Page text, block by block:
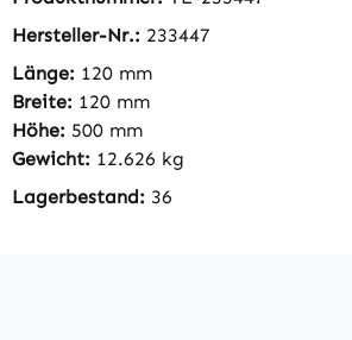
Hersteller-Nr.: 233447
Länge: 120 mm
Breite: 120 mm
Höhe: 500 mm
Gewicht: 12.626 kg
Lagerbestand: 36